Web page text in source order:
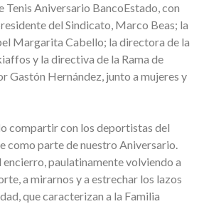
Tenis Aniversario BancoEstado, con
del Sindicato, Marco Beas; la
Margarita Cabello; la directora de la
y la directiva de la Rama de
Gastón Hernández, junto a mujeres y
compartir con los deportistas del
como parte de nuestro Aniversario.
encierro, paulatinamente volviendo a
a mirarnos y a estrechar los lazos
que caracterizan a la Familia